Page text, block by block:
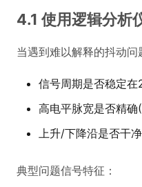
4.1 使用逻辑分析
当遇到难以解释的抖动
信号周期是否稳定在
高电平脉宽是否精
上升/下降沿是否干净
典型问题信号特征：